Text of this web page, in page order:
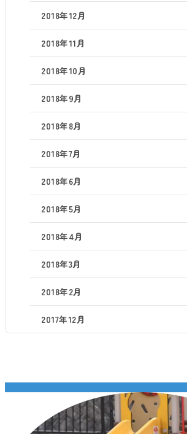
2018年12月
2018年11月
2018年10月
2018年9月
2018年8月
2018年7月
2018年6月
2018年5月
2018年4月
2018年3月
2018年2月
2017年12月